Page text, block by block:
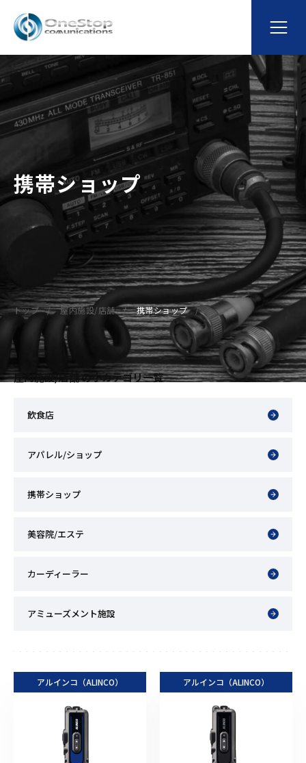
携帯ショップ
トップ 屋内施設/店舗 携帯ショップ
屋内施設/店舗 の小カテゴリ一覧
飲食店
アパレル/ショップ
携帯ショップ
美容院/エステ
カーディーラー
アミューズメント施設
アルインコ（ALINCO） アルインコ（ALINCO）